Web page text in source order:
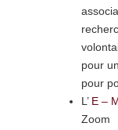
pour
pour
L’ E –
Zoom